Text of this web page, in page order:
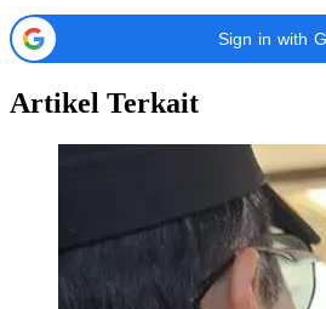
Sign in with
Artikel Terkait